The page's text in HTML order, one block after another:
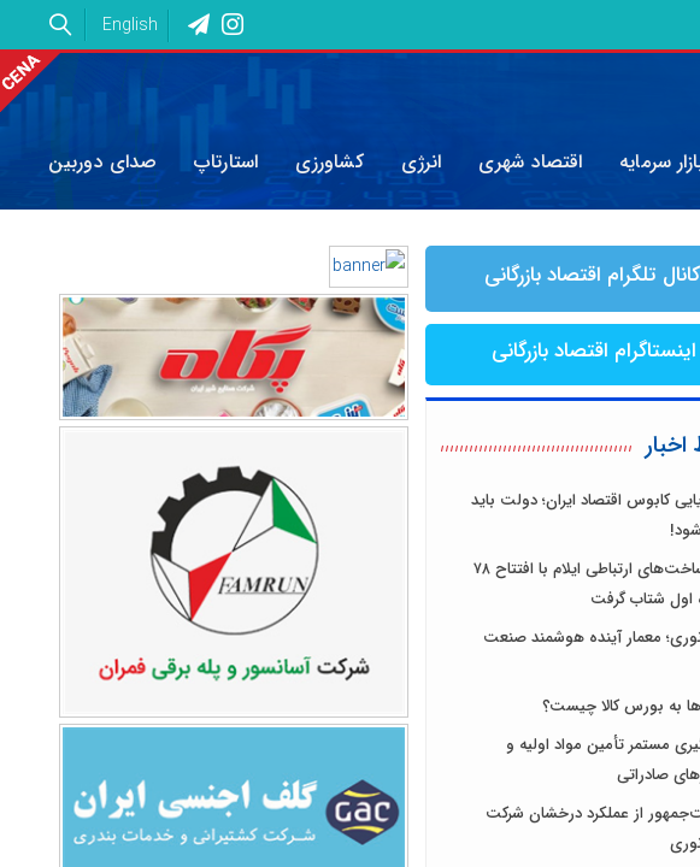
English
سرمایه اقتصاد شهری انرژی کشاورزی استارتاپ صدای دوربین
کانال تلگرام اقتصاد بازرگانی
اینستاگرام اقتصاد بازرگانی
کابوس اقتصاد ایران؛ دولت باید
توسعه زیرساخت‌های ارتباطی ایلام با افتتاح ۷۸
اول شتاب گرفت
معمار آینده هوشمند صنعت
به بورس کالا چیست؟
مستمر تأمین مواد اولیه و
صادراتی
از عملکرد درخشان شرکت